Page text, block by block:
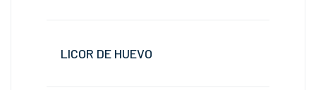
LICOR DE HUEVO